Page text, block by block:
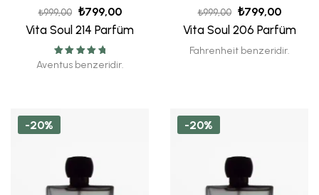
₺999,00 ₺799,00
Vita Soul 214 Parfüm
5 üzerinden
Aventus benzeridir.
₺999,00 ₺799,00
Vita Soul 206 Parfüm
Fahrenheit benzeridir.
-20% -20%